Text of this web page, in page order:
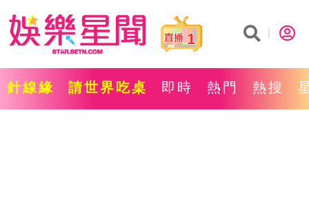
1
針線緣 請世界吃桌 即時 熱門 熱搜